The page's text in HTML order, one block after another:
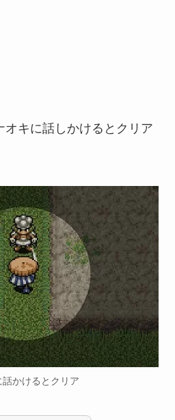
オキに話しかけるとクリア
話かけるとクリア